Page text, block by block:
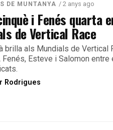
DE MUNTANYA / 2 anys ago
i Fenés quarta
de Vertical Race
brilla als Mundials de Vertical
Fenés, Esteve i Salomon entre
Rodrigues